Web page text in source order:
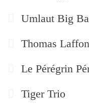
Umlaut Big
Thomas
Le Pérégrin
Tiger Trio